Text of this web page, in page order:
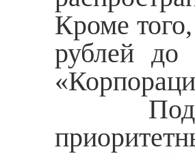
Кроме
рублей